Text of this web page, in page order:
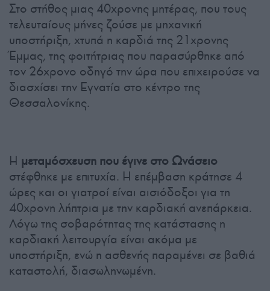
Στο στήθος μιας 40χρονης μητέρας, που τους
τελευταίους μήνες ζούσε με μηχανική
υποστήριξη, χτυπά η καρδιά της 21χρονης
Έμμας, της φοιτήτριας που παρασύρθηκε από
τον 26χρονο οδηγό την ώρα που επιχειρούσε να
διασχίσει την Εγνατία στο κέντρο της
Θεσσαλονίκης.
Η μεταμόσχευση που έγινε στο Ωνάσειο
στέφθηκε με επιτυχία. Η επέμβαση κράτησε 4
ώρες και οι γιατροί είναι αισιόδοξοι για τη
40χρονη λήπτρια με την καρδιακή ανεπάρκεια.
Λόγω της σοβαρότητας της κατάστασης η
καρδιακή λειτουργία είναι ακόμα με
υποστήριξη, ενώ η ασθενής παραμένει σε βαθιά
καταστολή, διασωληνωμένη.